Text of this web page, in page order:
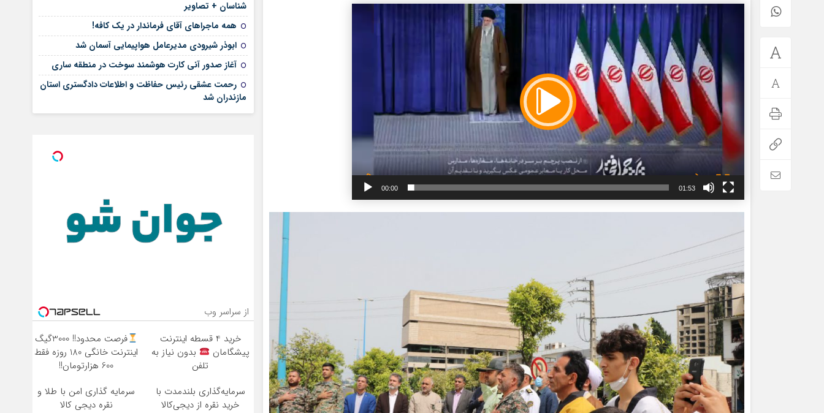
00:00 01:53
شناسان + تصاویر
همه ماجراهای آقای فرماندار در یک کافه!
ابوذر شیرودی مدیرعامل هواپیمایی آسمان شد
آغاز صدور آنی کارت هوشمند سوخت در منطقه ساری
رحمت عشقی رئیس حفاظت و اطلاعات دادگستری استان
مازندران شد
از سراسر وب
خرید 4 قسطه اینترنت
پیشگامان
بدون نیاز به
تلفن
فرصت محدود!! 3000گیگ
اینترنت خانگی 180 روزه فقط
600 هزارتومان!!
سرمایه‌گذاری بلندمدت با
خرید نقره از دیجی‌کالا
سرمایه گذاری امن با طلا و
نقره دیجی کالا